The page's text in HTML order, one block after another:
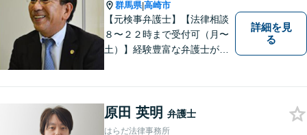
群馬県|高崎市
【元検事弁護士】【法律相談
８〜２２時まで受付可（月〜
土）】経験豊富な弁護士が事
自主性を尊重し、的確に対応
致します。
詳細を見
る
原田 英明 弁護士
はらだ法律事務所